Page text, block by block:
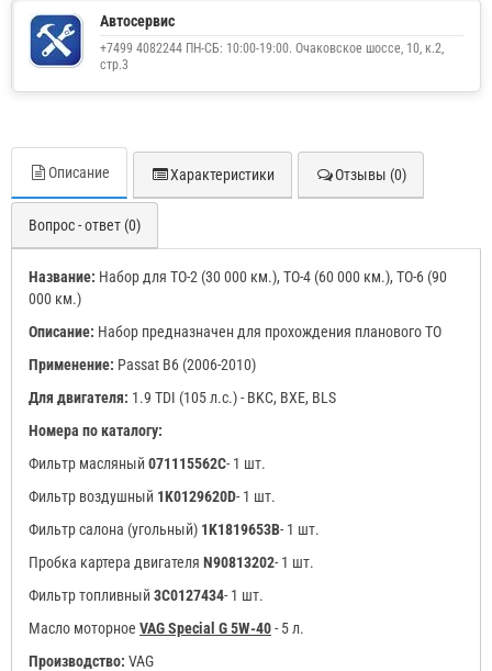
Автосервис
+7499 4082244 ПН-СБ: 10:00-19:00. Очаковское шоссе, 10, к.2,
стр.3
Описание Характеристики Отзывы (0)
Вопрос - ответ (0)
Название: Набор для ТО-2 (30 000 км.), ТО-4 (60 000 км.), ТО-6 (90
000 км.)
Описание: Набор предназначен для прохождения планового ТО
Применение: Passat B6 (2006-2010)
Для двигателя: 1.9 TDI (105 л.с.) - BKC, BXE, BLS
Номера по каталогу:
Фильтр масляный 071115562C- 1 шт.
Фильтр воздушный 1K0129620D- 1 шт.
Фильтр салона (угольный) 1K1819653B- 1 шт.
Пробка картера двигателя N90813202- 1 шт.
Фильтр топливный 3C0127434- 1 шт.
Масло моторное VAG Special G 5W-40- 5 л.
Производство: VAG